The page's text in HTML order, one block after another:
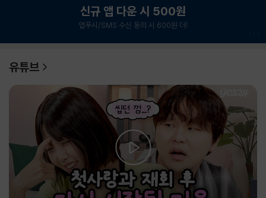
신규 앱 다운 시 500원
앱푸시/SMS 수신 동의 시 600원 더!
유튜브